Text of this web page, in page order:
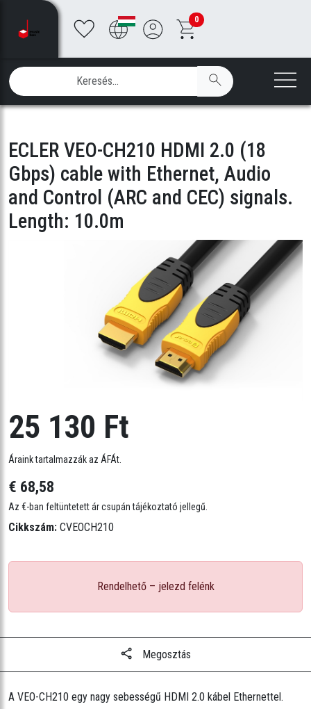
0
ECLER VEO-CH210 HDMI 2.0 (18
Gbps) cable with Ethernet, Audio
and Control (ARC and CEC) signals.
Length: 10.0m
25 130 Ft
Áraink tartalmazzák az ÁFÁt.
€ 68,58
Az €-ban feltüntetett ár csupán tájékoztató jellegű.
Cikkszám: CVEOCH210
Rendelhető – jelezd felénk
Megosztás
A VEO-CH210 egy nagy sebességű HDMI 2.0 kábel Ethernettel.